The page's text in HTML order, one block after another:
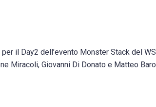
il Day2 dell’evento Monster Stack del
Miracoli, Giovanni Di Donato e Matteo